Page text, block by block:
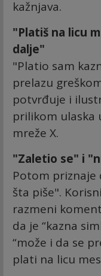
kažnjava.
"Platiš na licu
dalje"
"Platio sam
prelazu
potvrđuje i
prilikom ulaska
mreže X.
"Zaletio se" i
Potom priznaje
šta piše".
razmeni
da je “kazna
“može i da se
plati na licu